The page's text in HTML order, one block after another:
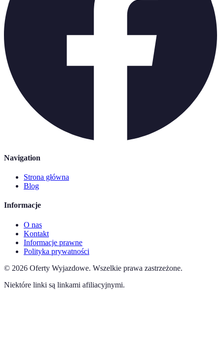
Navigation
Strona główna
Blog
Informacje
O nas
Kontakt
Informacje prawne
Polityka prywatności
© 2026 Oferty Wyjazdowe. Wszelkie prawa zastrzeżone.
Niektóre linki są linkami afiliacyjnymi.